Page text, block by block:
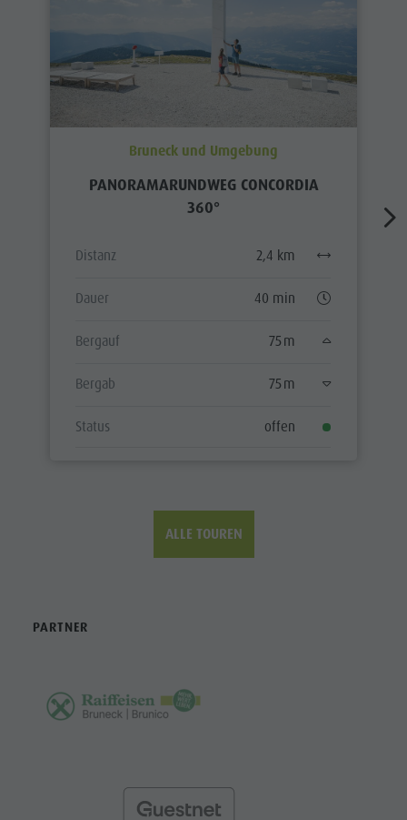
Bruneck und Umgebung
PANORAMARUNDWEG CONCORDIA
360°
Distanz 2,4 km
Dauer 40 min
Bergauf 75 m
Bergab 75 m
Status offen
ALLE TOUREN
PARTNER